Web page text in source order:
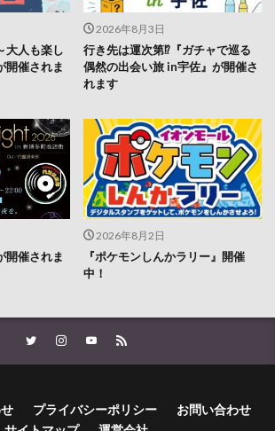
大人も楽し
開催されま
2026年8月3日
行き先は運次第⁉『ガチャで巡る
偶然の出会い旅 in宇佐』が開催さ
れます
開催されま
2026年8月2日
『ポケモンしんかラリー』開催
中！
プライバシーポリシー
お問い合わせ